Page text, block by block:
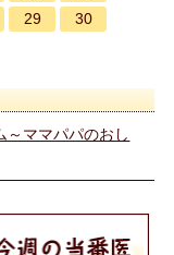
29
30
～ママパパのおし